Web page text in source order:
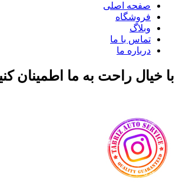
صفحه اصلی
فروشگاه
وبلاگ
تماس با ما
درباره ما
با خیال راحت به ما اطمینان